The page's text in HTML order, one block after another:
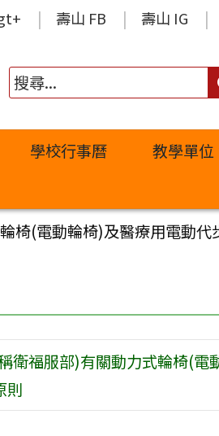
壽山 FB 壽山 IG
學校行事曆 教學單位
椅(電動輪椅)及醫療用電動
衛福服部)有關動力式輪椅(
則